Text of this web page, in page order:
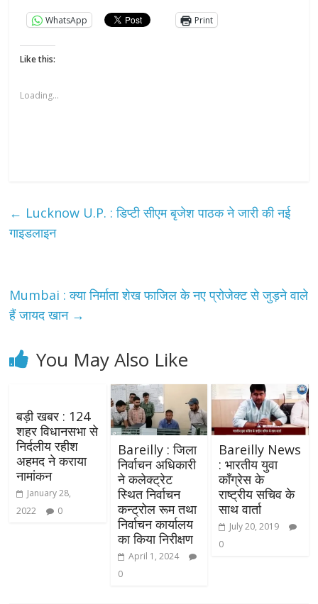
WhatsApp Print
Like this:
Loading...
← Lucknow U.P. : डिप्टी सीएम बृजेश पाठक ने जारी की नई
गाइडलाइन
Mumbai : क्या निर्माता शेख फाजिल के नए प्रोजेक्ट से जुड़ने वाले
हैं जायद खान →
You May Also Like
बड़ी खबर : 124
शहर विधानसभा से
निर्दलीय रहीश
अहमद ने कराया
नामांकन
January 28,
2022
0
Bareilly : जिला
निर्वाचन अधिकारी
ने कलेक्ट्रेट
स्थित निर्वाचन
कन्ट्रोल रूम तथा
निर्वाचन कार्यालय
का किया निरीक्षण
April 1, 2024
0
Bareilly News
: भारतीय युवा
कॉंग्रेस के
राष्ट्रीय सचिव के
साथ वार्ता
July 20, 2019
0